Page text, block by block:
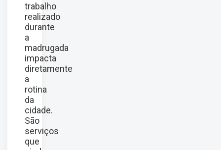
trabalho
realizado
durante
a
madrugada
impacta
diretamente
a
rotina
da
cidade.
São
serviços
que